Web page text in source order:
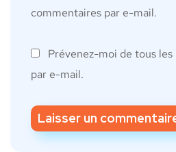
commentaires par e-mail.
Prévenez-moi de tous
par e-mail.